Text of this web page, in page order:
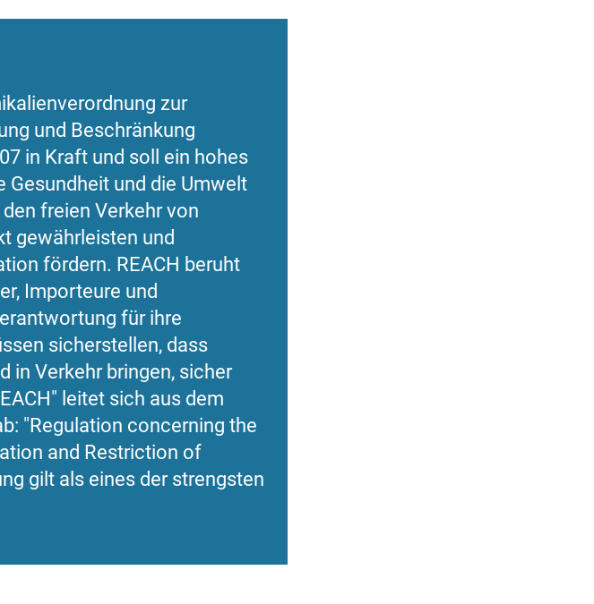
zur
und Beschränkung
in Kraft und soll ein hohes
und die Umwelt
freien Verkehr von
gewährleisten und
fördern. REACH beruht
Importeure und
für ihre
sicherstellen, dass
in Verkehr bringen, sicher
leitet sich aus dem
"Regulation concerning the
and Restriction of
gilt als eines der strengsten